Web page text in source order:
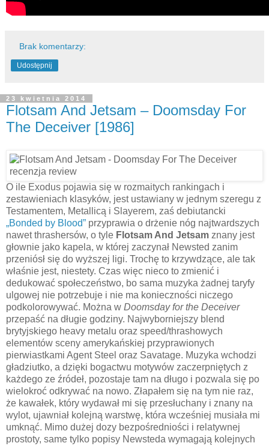
Brak komentarzy:
Udostępnij
23 kwietnia 2014
Flotsam And Jetsam – Doomsday For
The Deceiver [1986]
O ile Exodus pojawia się w rozmaitych rankingach i
zestawieniach klasyków, jest ustawiany w jednym szeregu z
Testamentem, Metallicą i Slayerem, zaś debiutancki
„Bonded by Blood” przyprawia o drżenie nóg najtwardszych
nawet thrashersów, o tyle Flotsam And Jetsam znany jest
głownie jako kapela, w której zaczynał Newsted zanim
przeniósł się do wyższej ligi. Trochę to krzywdzące, ale tak
właśnie jest, niestety. Czas więc nieco to zmienić i
dedukować społeczeństwo, bo sama muzyka żadnej taryfy
ulgowej nie potrzebuje i nie ma konieczności niczego
podkolorowywać. Można w Doomsday for the Deceiver
przepaść na długie godziny. Najwyborniejszy blend
brytyjskiego heavy metalu oraz speed/thrashowych
elementów sceny amerykańskiej przyprawionych
pierwiastkami Agent Steel oraz Savatage. Muzyka wchodzi
gładziutko, a dzięki bogactwu motywów zaczerpniętych z
każdego ze źródeł, pozostaje tam na długo i pozwala się po
wielokroć odkrywać na nowo. Złapałem się na tym nie raz,
że kawałek, który wydawał mi się przesłuchany i znany na
wylot, ujawniał kolejną warstwę, która wcześniej musiała mi
umknąć. Mimo dużej dozy bezpośredniości i relatywnej
prostoty, same tylko popisy Newsteda wymagają kolejnych